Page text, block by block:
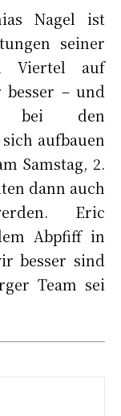
Nagel ist
seiner
Viertel auf
besser – und
bei den
aufbauen
Samstag, 2.
dann auch
Eric
Abpfiff in
besser sind
Team sei